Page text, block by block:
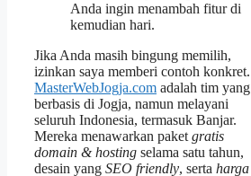
Anda ingin menambah fitur di
kemudian hari.
Jika Anda masih bingung memilih,
izinkan saya memberi contoh konkret.
MasterWebJogja.com adalah tim yang
berbasis di Jogja, namun melayani
seluruh Indonesia, termasuk Banjar.
Mereka menawarkan paket gratis
domain & hosting selama satu tahun,
desain yang SEO friendly, serta harga